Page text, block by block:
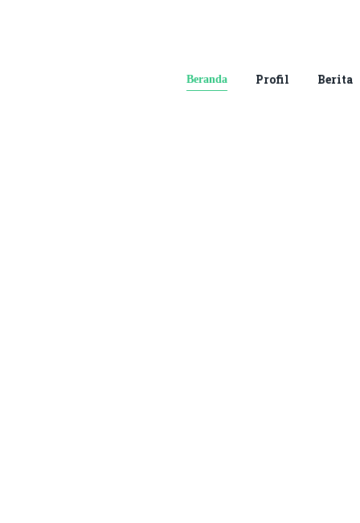
Beranda Profil Berita